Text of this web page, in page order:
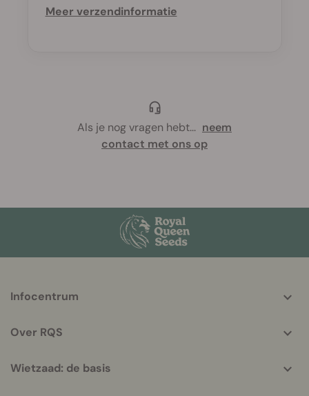
Meer verzendinformatie
Als je nog vragen hebt... neem
contact met ons op
helpful
Infocentrum
Over RQS
Wietzaad: de basis